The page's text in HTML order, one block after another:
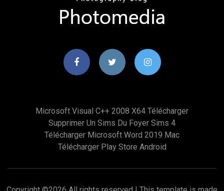
Microsoft Visual C++ 2008 X64 Télécharger
Supprimer Un Sims Du Foyer Sims 4
Télécharger Microsoft Word 2019 Mac
Télécharger Play Store Android